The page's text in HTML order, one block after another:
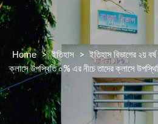
Home > ইতিহাস > ইতিহাস বিভাগের ২য়
ক্লাসে উপস্থিতি ০% এর নীচে তাদের ক্লাসে